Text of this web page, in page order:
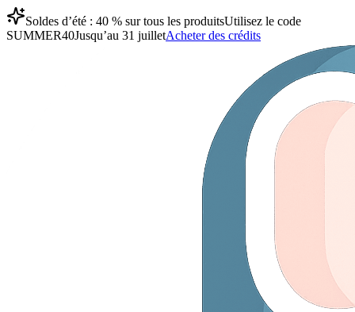
Soldes d’été : 40 % sur tous les produitsUtilisez le code
SUMMER40Jusqu’au 31 juilletAcheter des crédits